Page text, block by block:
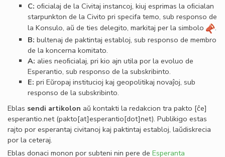
C: oﬁcialaj de la Civitaj instancoj, kiuj esprimas la oﬁcialan
starpunkton de la Civito pri specifa temo, sub responso de
la Konsulo, aŭ de ties delegito, markitaj per la simbolo
.
B: bultenaj de paktintaj establoj, sub responso de membro
de la koncerna komitato.
A: alies neoﬁcialaj, pri kio ajn utila por la evoluo de
Esperantio, sub responso de la subskribinto.
E: pri Eŭropaj institucioj kaj geopolitikaj novaĵoj, sub
responso de la subskribinto.
Eblas sendi artikolon aŭ kontakti la redakcion tra pakto [ĉe]
esperantio.net(pakto[at]esperantio[dot]net). Publikigo estas
rajto por esperantaj civitanoj kaj paktintaj establoj, laŭdiskrecia
por la ceteraj.
Eblas donaci monon por subteni nin pere de Esperanta